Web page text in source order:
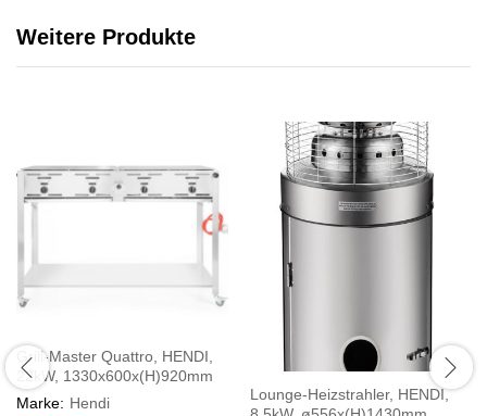
Weitere Produkte
Grill-Master Quattro, HENDI,
22kW, 1330x600x(H)920mm
Marke: Hendi
Lounge-Heizstrahler, HENDI,